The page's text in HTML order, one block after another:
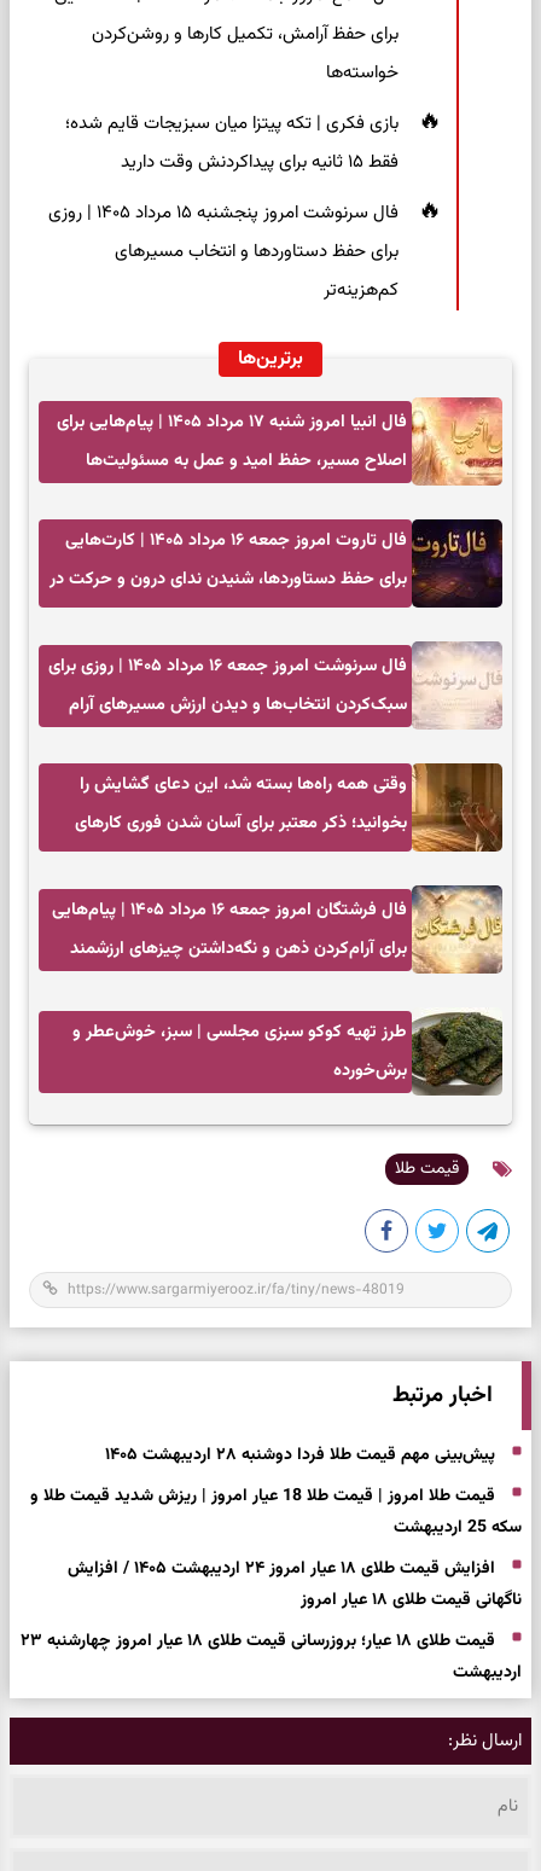
برای حفظ آرامش، تکمیل کارها و روشن‌کردن
خواسته‌ها
بازی فکری | تکه پیتزا میان سبزیجات قایم شده؛
فقط ۱۵ ثانیه برای پیداکردنش وقت دارید
فال سرنوشت امروز پنجشنبه ۱۵ مرداد ۱۴۰۵ | روزی
برای حفظ دستاوردها و انتخاب مسیرهای
کم‌هزینه‌تر
برترین‌ها
فال انبیا امروز شنبه ۱۷ مرداد ۱۴۰۵ | پیام‌هایی برای
اصلاح مسیر، حفظ امید و عمل به مسئولیت‌ها
فال تاروت امروز جمعه ۱۶ مرداد ۱۴۰۵ | کارت‌هایی
برای حفظ دستاوردها، شنیدن ندای درون و حرکت در
فال سرنوشت امروز جمعه ۱۶ مرداد ۱۴۰۵ | روزی برای
سبک‌کردن انتخاب‌ها و دیدن ارزش مسیرهای آرام
وقتی همه راه‌ها بسته شد، این دعای گشایش را
بخوانید؛ ذکر معتبر برای آسان شدن فوری کارهای
فال فرشتگان امروز جمعه ۱۶ مرداد ۱۴۰۵ | پیام‌هایی
برای آرام‌کردن ذهن و نگه‌داشتن چیزهای ارزشمند
طرز تهیه کوکو سبزی مجلسی | سبز، خوش‌عطر و
برش‌خورده
قیمت طلا
اخبار مرتبط
پیش‌بینی مهم قیمت طلا فردا دوشنبه ۲۸ اردیبهشت ۱۴۰۵
قیمت طلا امروز | قیمت طلا 18 عیار امروز | ریزش شدید قیمت طلا و
سکه 25 اردیبهشت
افزایش قیمت طلای ۱۸ عیار امروز ۲۴ اردیبهشت ۱۴۰۵ / افزایش
ناگهانی قیمت طلای ۱۸ عیار امروز
قیمت طلای ۱۸ عیار؛ بروزرسانی قیمت طلای ۱۸ عیار امروز چهارشنبه ۲۳
اردیبهشت
ارسال نظر: